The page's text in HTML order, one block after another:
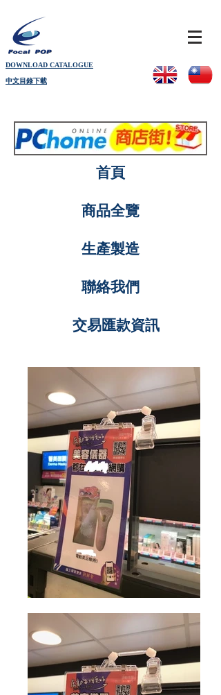
DOWNLOAD CATALOGUE
中文目錄下載
首頁
商品全覽
生產製造
聯絡我們
交易匯款資訊